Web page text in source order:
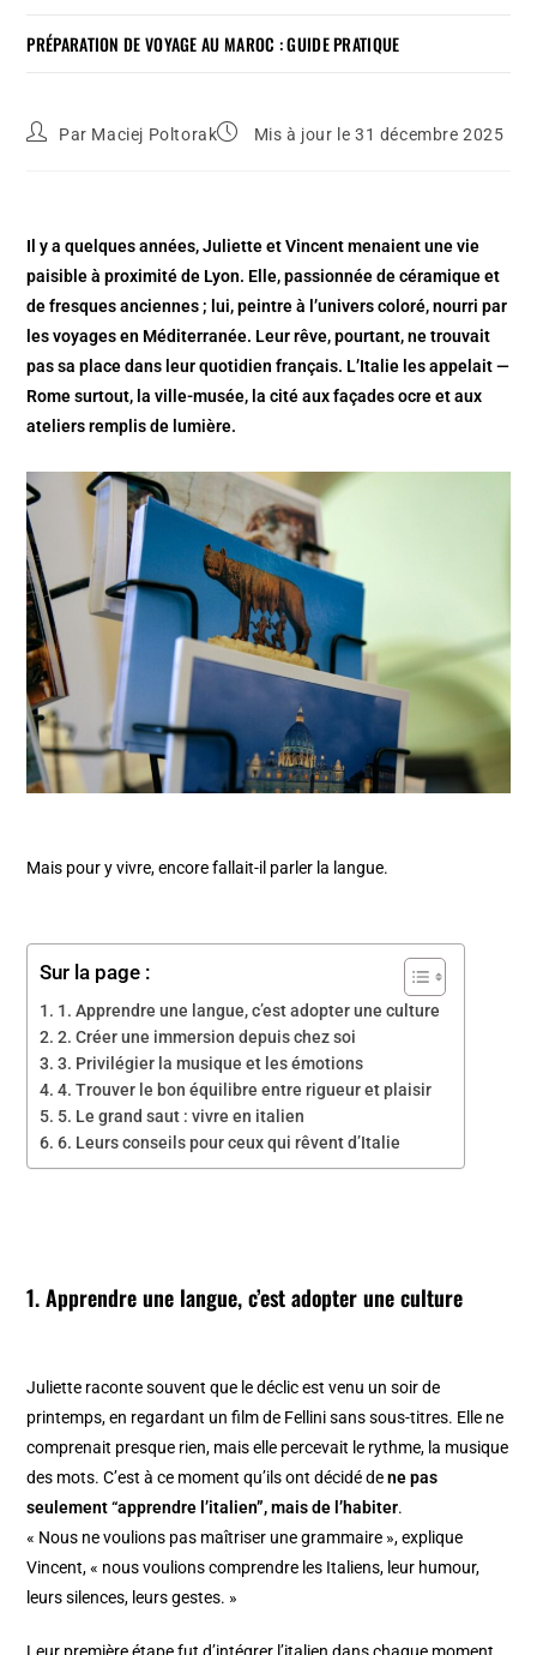
PRÉPARATION DE VOYAGE AU MAROC : GUIDE PRATIQUE
Par Maciej Poltorak Mis à jour le 31 décembre 2025
Il y a quelques années, Juliette et Vincent menaient une vie
paisible à proximité de Lyon. Elle, passionnée de céramique et
de fresques anciennes ; lui, peintre à l’univers coloré, nourri par
les voyages en Méditerranée. Leur rêve, pourtant, ne trouvait
pas sa place dans leur quotidien français. L’Italie les appelait —
Rome surtout, la ville-musée, la cité aux façades ocre et aux
ateliers remplis de lumière.
Mais pour y vivre, encore fallait-il parler la langue.
Sur la page :
1. Apprendre une langue, c’est adopter une culture
2. Créer une immersion depuis chez soi
3. Privilégier la musique et les émotions
4. Trouver le bon équilibre entre rigueur et plaisir
5. Le grand saut : vivre en italien
6. Leurs conseils pour ceux qui rêvent d’Italie
1. Apprendre une langue, c’est adopter une culture
Juliette raconte souvent que le déclic est venu un soir de
printemps, en regardant un film de Fellini sans sous-titres. Elle ne
comprenait presque rien, mais elle percevait le rythme, la musique
des mots. C’est à ce moment qu’ils ont décidé dene pas
seulement “apprendre l’italien”, mais de l’habiter.
« Nous ne voulions pas maîtriser une grammaire », explique
Vincent, « nous voulions comprendre les Italiens, leur humour,
leurs silences, leurs gestes. »